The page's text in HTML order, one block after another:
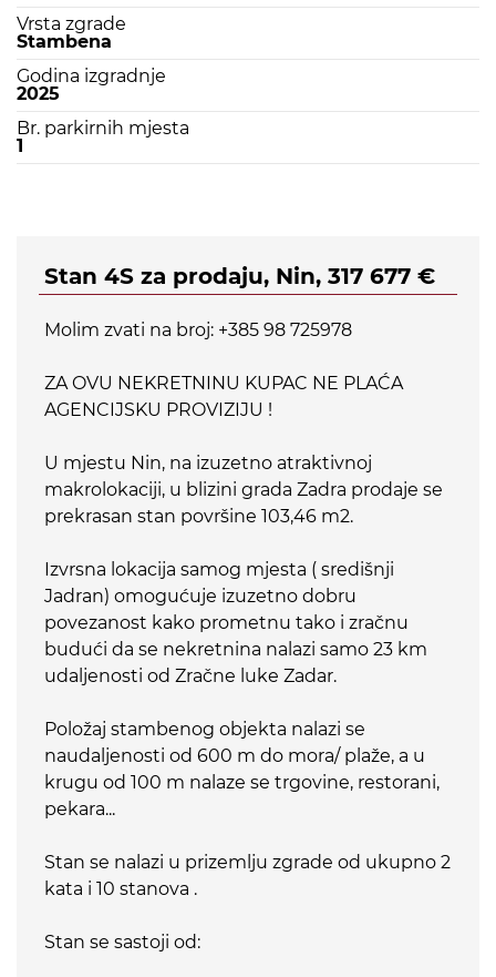
Vrsta zgrade
Stambena
Godina izgradnje
2025
Br. parkirnih mjesta
1
Stan 4S za prodaju, Nin, 317 677 €
Molim zvati na broj: +385 98 725978
ZA OVU NEKRETNINU KUPAC NE PLAĆA
AGENCIJSKU PROVIZIJU !
U mjestu Nin, na izuzetno atraktivnoj
makrolokaciji, u blizini grada Zadra prodaje se
prekrasan stan površine 103,46 m2.
Izvrsna lokacija samog mjesta ( središnji
Jadran) omogućuje izuzetno dobru
povezanost kako prometnu tako i zračnu
budući da se nekretnina nalazi samo 23 km
udaljenosti od Zračne luke Zadar.
Položaj stambenog objekta nalazi se
naudaljenosti od 600 m do mora/ plaže, a u
krugu od 100 m nalaze se trgovine, restorani,
pekara...
Stan se nalazi u prizemlju zgrade od ukupno 2
kata i 10 stanova .
Stan se sastoji od: